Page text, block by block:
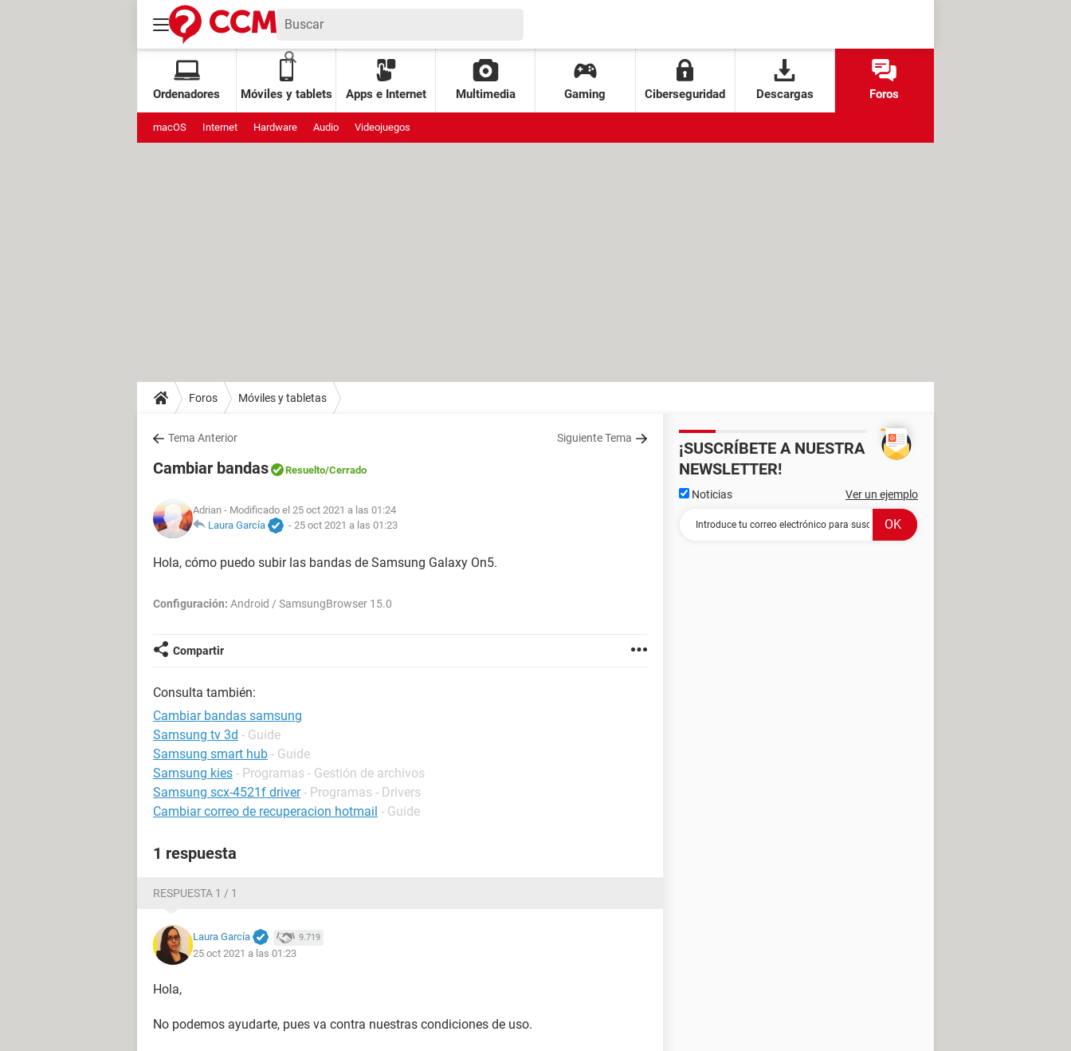
Ordenadores Móviles y tablets Apps e Internet Multimedia Gaming Ciberseguridad Descargas Foros
macOS Internet Hardware Audio Videojuegos
Foros Móviles y tabletas
Tema Anterior Siguiente Tema
Cambiar bandas Resuelto/Cerrado
Adrian - Modificado el 25 oct 2021 a las 01:24
Laura García
- 25 oct 2021 a las 01:23
Hola, cómo puedo subir las bandas de Samsung Galaxy On5.
Configuración: Android / SamsungBrowser 15.0
Compartir
Consulta también:
Cambiar bandas samsung
Samsung tv 3d - Guide
Samsung smart hub - Guide
Samsung kies - Programas - Gestión de archivos
Samsung scx-4521f driver - Programas - Drivers
Cambiar correo de recuperacion hotmail - Guide
1 respuesta
RESPUESTA 1 / 1
Laura García 9.719
25 oct 2021 a las 01:23
Hola,
No podemos ayudarte, pues va contra nuestras condiciones de uso.
¡SUSCRÍBETE A NUESTRA
NEWSLETTER!
Noticias Ver un ejemplo